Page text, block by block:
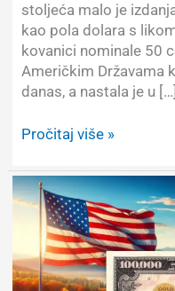
stoljeća malo je
kao pola dolara s
kovanici nominale 50
Američkim Državama
danas, a nastala je u […]
Američkih
dolara
s
likom
Johna
F.
Kennedyja
Pročitaj više »